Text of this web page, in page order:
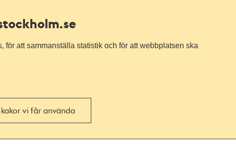
att sammanställa statistik och för att webbplatsen ska
vi får använda